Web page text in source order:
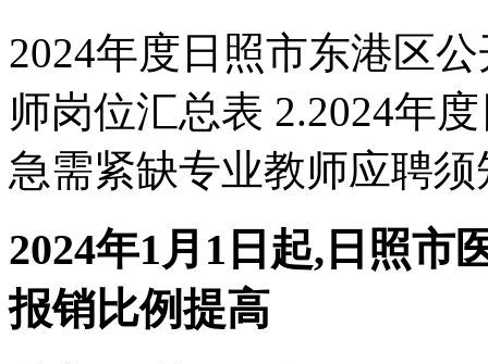
2024年度日照市东港区
师岗位汇总表 2.2024年
急需紧缺专业教师应聘
2024年1月1日起,日照市
报销比例提高